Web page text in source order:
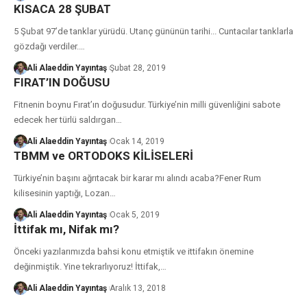
KISACA 28 ŞUBAT
5 Şubat 97’de tanklar yürüdü. Utanç gününün tarihi... Cuntacılar tanklarla
gözdağı verdiler.…
Ali Alaeddin Yayıntaş Şubat 28, 2019
FIRAT’IN DOĞUSU
Fitnenin boynu Fırat’ın doğusudur. Türkiye’nin milli güvenliğini sabote
edecek her türlü saldırgan…
Ali Alaeddin Yayıntaş Ocak 14, 2019
TBMM ve ORTODOKS KİLİSELERİ
Türkiye’nin başını ağrıtacak bir karar mı alındı acaba?Fener Rum
kilisesinin yaptığı, Lozan…
Ali Alaeddin Yayıntaş Ocak 5, 2019
İttifak mı, Nifak mı?
Önceki yazılarımızda bahsi konu etmiştik ve ittifakın önemine
değinmiştik. Yine tekrarlıyoruz! İttifak,…
Ali Alaeddin Yayıntaş Aralık 13, 2018